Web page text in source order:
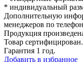
* индивидуальный
Дополнительную
менеджеров по
Продукция
Товар сертифицирован.
Гарантия 1 год.
Добавить в избранное